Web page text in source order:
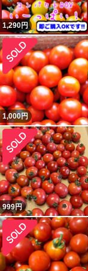
1,290円
1,000円
999円